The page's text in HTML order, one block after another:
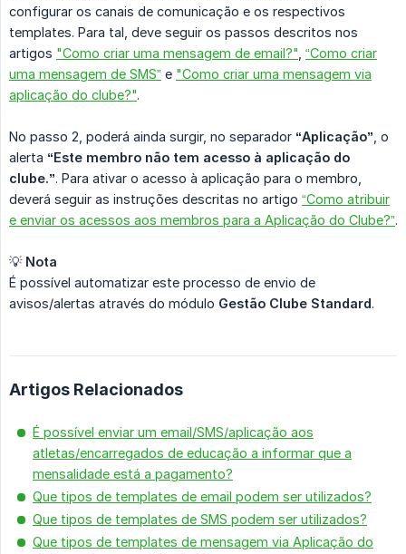
configurar os canais de comunicação e os respectivos
templates. Para tal, deve seguir os passos descritos nos
artigos "Como criar uma mensagem de email?" “Como criar
uma mensagem de SMS” e "Como criar uma mensagem via
aplicação do clube?".
No passo 2, poderá ainda surgir, no separador “Aplicação” , o
alerta “Este membro não tem acesso à aplicação do
clube.”. Para ativar o acesso à aplicação para o membro,
deverá seguir as instruções descritas no artigo “Como atribuir
e enviar os acessos aos membros para a Aplicação do Clube?”.
💡 Nota
É possível automatizar este processo de envio de
avisos/alertas através do módulo Gestão Clube Standard.
Artigos Relacionados
É possível enviar um email/SMS/aplicação aos
atletas/encarregados de educação a informar que a
mensalidade está a pagamento?
Que tipos de templates de email podem ser utilizados?
Que tipos de templates de SMS podem ser utilizados?
Que tipos de templates de mensagem via Aplicação do